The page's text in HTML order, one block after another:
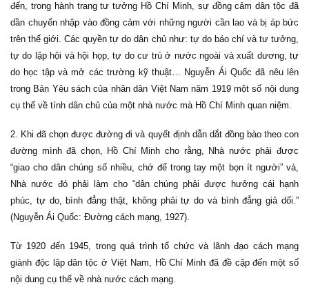
đến, trong hành trang tư tưởng Hồ Chí Minh, sự đồng cảm dân tộc đã
dần chuyển nhập vào đồng cảm với những người cần lao và bị áp bức
trên thế giới. Các quyền tự do dân chủ như: tự do báo chí và tư tưởng,
tự do lập hội và hội họp, tự do cư trú ở nước ngoài và xuất dương, tự
do học tập và mở các trường kỹ thuật… Nguyễn Ái Quốc đã nêu lên
trong Bản Yêu sách của nhân dân Việt Nam năm 1919 một số nội dung
cụ thể về tính dân chủ của một nhà nước mà Hồ Chí Minh quan niệm.
2. Khi đã chọn được đường đi và quyết định dẫn dắt đồng bào theo con
đường mình đã chọn, Hồ Chí Minh cho rằng, Nhà nước phải được
“giao cho dân chúng số nhiều, chớ để trong tay một bọn ít người” và,
Nhà nước đó phải làm cho “dân chúng phải được hưởng cái hạnh
phúc, tự do, bình đẳng thật, không phải tự do và bình đẳng giả dối.”
(Nguyễn Ái Quốc: Đường cách mạng, 1927).
Từ 1920 đến 1945, trong quá trình tổ chức và lãnh đạo cách mạng
giành độc lập dân tộc ở Việt Nam, Hồ Chí Minh đã đề cập đến một số
nội dung cụ thể về nhà nước cách mạng.